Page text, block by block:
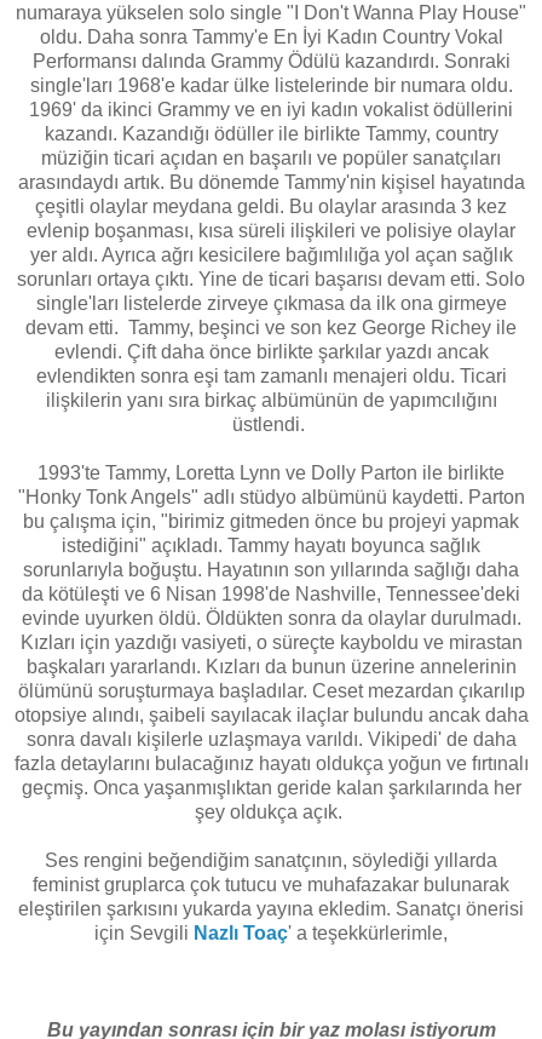
numaraya yükselen solo single "I Don't Wanna Play House"
oldu. Daha sonra Tammy'e En İyi Kadın Country Vokal
Performansı dalında Grammy Ödülü kazandırdı. Sonraki
single'ları 1968'e kadar ülke listelerinde bir numara oldu.
1969' da ikinci Grammy ve en iyi kadın vokalist ödüllerini
kazandı. Kazandığı ödüller ile birlikte Tammy, country
müziğin ticari açıdan en başarılı ve popüler sanatçıları
arasındaydı artık. Bu dönemde Tammy'nin kişisel hayatında
çeşitli olaylar meydana geldi. Bu olaylar arasında 3 kez
evlenip boşanması, kısa süreli ilişkileri ve polisiye olaylar
yer aldı. Ayrıca ağrı kesicilere bağımlılığa yol açan sağlık
sorunları ortaya çıktı. Yine de ticari başarısı devam etti. Solo
single'ları listelerde zirveye çıkmasa da ilk ona girmeye
devam etti. Tammy, beşinci ve son kez George Richey ile
evlendi. Çift daha önce birlikte şarkılar yazdı ancak
evlendikten sonra eşi tam zamanlı menajeri oldu. Ticari
ilişkilerin yanı sıra birkaç albümünün de yapımcılığını
üstlendi.
1993'te Tammy, Loretta Lynn ve Dolly Parton ile birlikte
"Honky Tonk Angels" adlı stüdyo albümünü kaydetti. Parton
bu çalışma için, "birimiz gitmeden önce bu projeyi yapmak
istediğini" açıkladı. Tammy hayatı boyunca sağlık
sorunlarıyla boğuştu. Hayatının son yıllarında sağlığı daha
da kötüleşti ve 6 Nisan 1998'de Nashville, Tennessee'deki
evinde uyurken öldü. Öldükten sonra da olaylar durulmadı.
Kızları için yazdığı vasiyeti, o süreçte kayboldu ve mirastan
başkaları yararlandı. Kızları da bunun üzerine annelerinin
ölümünü soruşturmaya başladılar. Ceset mezardan çıkarılıp
otopsiye alındı, şaibeli sayılacak ilaçlar bulundu ancak daha
sonra davalı kişilerle uzlaşmaya varıldı. Vikipedi' de daha
fazla detaylarını bulacağınız hayatı oldukça yoğun ve fırtınalı
geçmiş. Onca yaşanmışlıktan geride kalan şarkılarında her
şey oldukça açık.
Ses rengini beğendiğim sanatçının, söylediği yıllarda
feminist gruplarca çok tutucu ve muhafazakar bulunarak
eleştirilen şarkısını yukarda yayına ekledim. Sanatçı önerisi
için Sevgili Nazlı Toaç' a teşekkürlerimle,
Bu yayından sonrası için bir yaz molası istiyorum